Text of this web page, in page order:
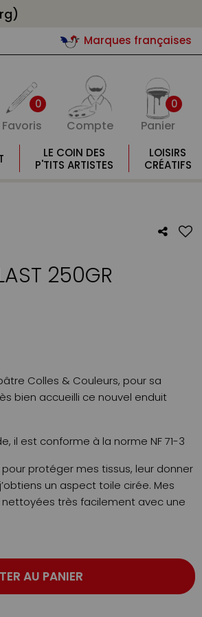
Marques françaises
0
Favoris Compte
0
Panier
LE COIN DES
P'TITS ARTISTES
LOISIRS
CRÉATIFS
250GR
Colles & Couleurs, pour sa
bien accueilli ce nouvel enduit
il est conforme à la norme NF 71-3
pour protéger mes tissus, leur donner
un aspect toile cirée. Mes
très facilement avec une
AU PANIER